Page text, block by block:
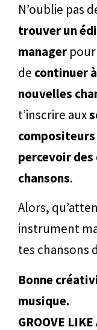
N’oublie pas
trouver un
manager pour
de continuer
nouvelles
t’inscrire aux
compositeurs
percevoir
chansons.
Alors,
instrument
tes chansons
Bonne
musique.
GROOVE LIKE